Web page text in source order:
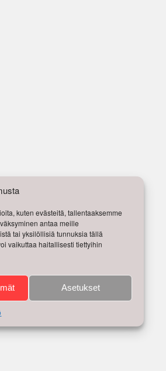
kuten evästeitä, tallentaaksemme
antaa meille
tai yksilöllisiä tunnuksia tällä
vaikuttaa haitallisesti tiettyihin
Asetukset